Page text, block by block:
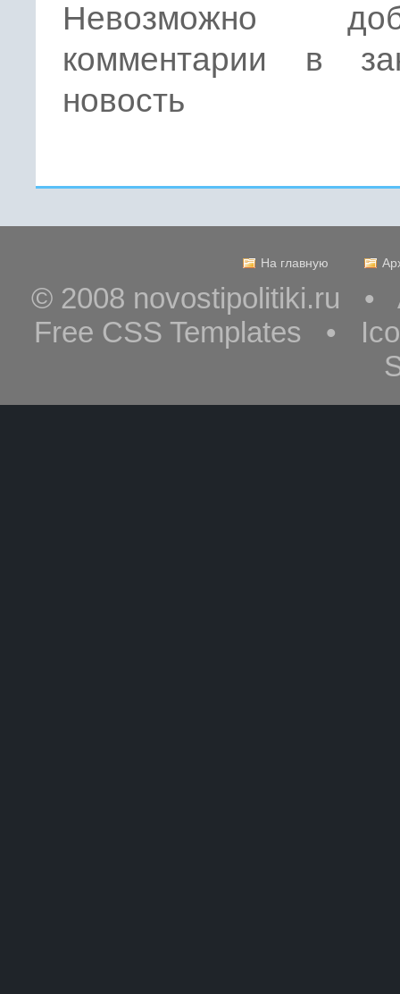
Невозможно
комментарии в
новость
На главную
© 2008 novostipolitiki.ru •
Free CSS Templates •